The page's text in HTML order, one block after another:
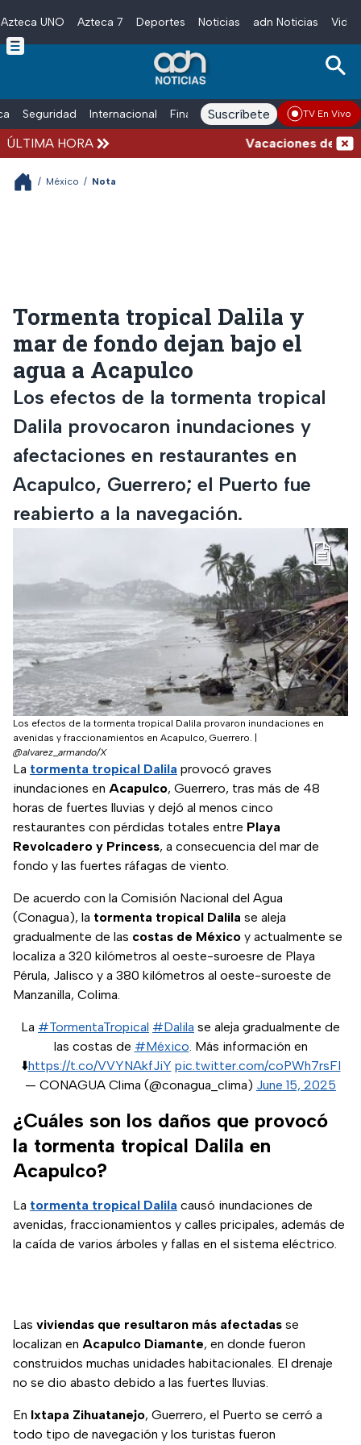
Skip to main content
Azteca UNO Azteca 7 Deportes Noticias adn Noticias
Seguridad Internacional Finanzas adn Noticias Radio
Suscríbete TV En Vivo
ÚLTIMA HORA Vacaciones de
/ México / Nota
Tormenta tropical Dalila y
mar de fondo dejan bajo el
agua a Acapulco
Los efectos de la tormenta tropical
Dalila provocaron inundaciones y
afectaciones en restaurantes en
Acapulco, Guerrero; el Puerto fue
reabierto a la navegación.
Los efectos de la tormenta tropical Dalila provaron inundaciones en
avenidas y fraccionamientos en Acapulco, Guerrero.
@alvarez_armando/X
La tormenta tropical Dalila provocó graves
inundaciones en Acapulco, Guerrero, tras más de 48
horas de fuertes lluvias y dejó al menos cinco
restaurantes con pérdidas totales entre Playa
Revolcadero y Princess, a consecuencia del mar de
fondo y las fuertes ráfagas de viento.
De acuerdo con la Comisión Nacional del Agua
(Conagua), la tormenta tropical Dalila se aleja
gradualmente de las costas de México y actualmente se
localiza a 320 kilómetros al oeste-suroesre de Playa
Pérula, Jalisco y a 380 kilómetros al oeste-suroeste de
Manzanilla, Colima.
La #TormentaTropical #Dalila se aleja gradualmente de
las costas de #México. Más información en
⬇️https://t.co/VVYNAkfJiY pic.twitter.com/coPWh7rsFI
— CONAGUA Clima (@conagua_clima) June 15, 2025
¿Cuáles son los daños que provocó
la tormenta tropical Dalila en
Acapulco?
La tormenta tropical Dalila causó inundaciones de
avenidas, fraccionamientos y calles pricipales, además de
la caída de varios árboles y fallas en el sistema eléctrico.
Las viviendas que resultaron más afectadas se
localizan en Acapulco Diamante, en donde fueron
construidos muchas unidades habitacionales. El drenaje
no se dio abasto debido a las fuertes lluvias.
En Ixtapa Zihuatanejo, Guerrero, el Puerto se cerró a
todo tipo de navegación y los turistas fueron